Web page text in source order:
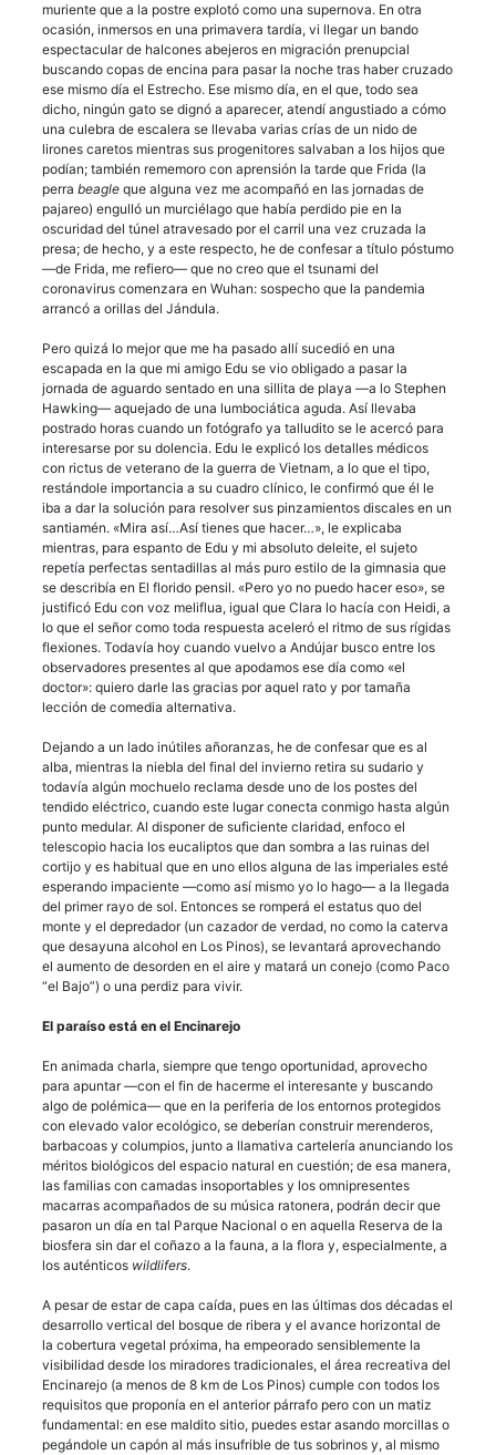
muriente que a la postre explotó como una supernova. En otra
ocasión, inmersos en una primavera tardía, vi llegar un bando
espectacular de halcones abejeros en migración prenupcial
buscando copas de encina para pasar la noche tras haber cruzado
ese mismo día el Estrecho. Ese mismo día, en el que, todo sea
dicho, ningún gato se dignó a aparecer, atendí angustiado a cómo
una culebra de escalera se llevaba varias crías de un nido de
lirones caretos mientras sus progenitores salvaban a los hijos que
podían; también rememoro con aprensión la tarde que Frida (la
perra beagle que alguna vez me acompañó en las jornadas de
pajareo) engulló un murciélago que había perdido pie en la
oscuridad del túnel atravesado por el carril una vez cruzada la
presa; de hecho, y a este respecto, he de confesar a título póstumo
—de Frida, me refiero— que no creo que el tsunami del
coronavirus comenzara en Wuhan: sospecho que la pandemia
arrancó a orillas del Jándula.
Pero quizá lo mejor que me ha pasado allí sucedió en una
escapada en la que mi amigo Edu se vio obligado a pasar la
jornada de aguardo sentado en una sillita de playa —a lo Stephen
Hawking— aquejado de una lumbociática aguda. Así llevaba
postrado horas cuando un fotógrafo ya talludito se le acercó para
interesarse por su dolencia. Edu le explicó los detalles médicos
con rictus de veterano de la guerra de Vietnam, a lo que el tipo,
restándole importancia a su cuadro clínico, le confirmó que él le
iba a dar la solución para resolver sus pinzamientos discales en un
santiamén. «Mira así…Así tienes que hacer…», le explicaba
mientras, para espanto de Edu y mi absoluto deleite, el sujeto
repetía perfectas sentadillas al más puro estilo de la gimnasia que
se describía en El florido pensil. «Pero yo no puedo hacer eso», se
justificó Edu con voz meliflua, igual que Clara lo hacía con Heidi, a
lo que el señor como toda respuesta aceleró el ritmo de sus rígidas
flexiones. Todavía hoy cuando vuelvo a Andújar busco entre los
observadores presentes al que apodamos ese día como «el
doctor»: quiero darle las gracias por aquel rato y por tamaña
lección de comedia alternativa.
Dejando a un lado inútiles añoranzas, he de confesar que es al
alba, mientras la niebla del final del invierno retira su sudario y
todavía algún mochuelo reclama desde uno de los postes del
tendido eléctrico, cuando este lugar conecta conmigo hasta algún
punto medular. Al disponer de suficiente claridad, enfoco el
telescopio hacia los eucaliptos que dan sombra a las ruinas del
cortijo y es habitual que en uno ellos alguna de las imperiales esté
esperando impaciente —como así mismo yo lo hago— a la llegada
del primer rayo de sol. Entonces se romperá el estatus quo del
monte y el depredador (un cazador de verdad, no como la caterva
que desayuna alcohol en Los Pinos), se levantará aprovechando
el aumento de desorden en el aire y matará un conejo (como Paco
“el Bajo”) o una perdiz para vivir.
El paraíso está en el Encinarejo
En animada charla, siempre que tengo oportunidad, aprovecho
para apuntar —con el fin de hacerme el interesante y buscando
algo de polémica— que en la periferia de los entornos protegidos
con elevado valor ecológico, se deberían construir merenderos,
barbacoas y columpios, junto a llamativa cartelería anunciando los
méritos biológicos del espacio natural en cuestión; de esa manera,
las familias con camadas insoportables y los omnipresentes
macarras acompañados de su música ratonera, podrán decir que
pasaron un día en tal Parque Nacional o en aquella Reserva de la
biosfera sin dar el coñazo a la fauna, a la flora y, especialmente, a
los auténticos wildlifers.
A pesar de estar de capa caída, pues en las últimas dos décadas el
desarrollo vertical del bosque de ribera y el avance horizontal de
la cobertura vegetal próxima, ha empeorado sensiblemente la
visibilidad desde los miradores tradicionales, el área recreativa del
Encinarejo (a menos de 8 km de Los Pinos) cumple con todos los
requisitos que proponía en el anterior párrafo pero con un matiz
fundamental: en ese maldito sitio, puedes estar asando morcillas o
pegándole un capón al más insufrible de tus sobrinos y, al mismo